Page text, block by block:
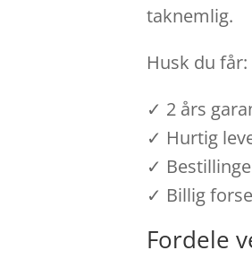
taknemlig.
Husk du får:
✓ 2 års
✓ Hurtig
✓
✓ Billig
Fordele